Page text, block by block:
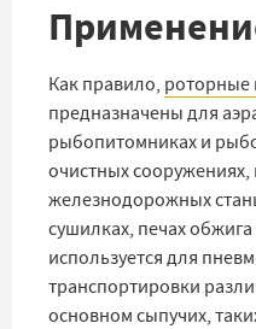
Как правило, роторные
предназначены для
рыбопитомниках и
очистных
железнодорожных
сушилках, печах
используется для
транспортировки
основном сыпучих,